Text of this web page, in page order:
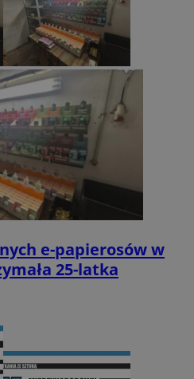
e-papierosów w
25-latka